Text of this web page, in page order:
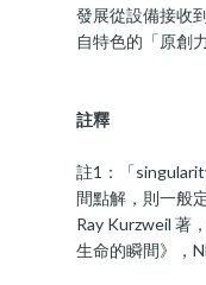
發展從設備接收
自特色的「原創
註釋
註1：「
間點解，則一般
Ray Kurzweil 著
生命的瞬間》，